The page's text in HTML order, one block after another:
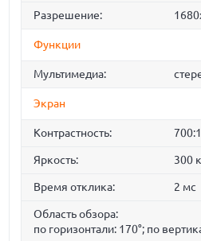
Разрешение:
Функции
Мультимедиа:
Экран
Контрастность: 700:1
Яркость: 300
Время отклика: 2 мс
Область обзора:
по горизонтали: 170°; по